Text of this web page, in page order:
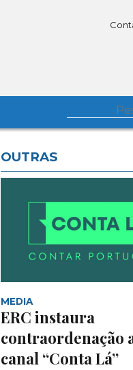
OUTRAS
MEDIA
ERC instaura
contraordenação
canal “Conta Lá”